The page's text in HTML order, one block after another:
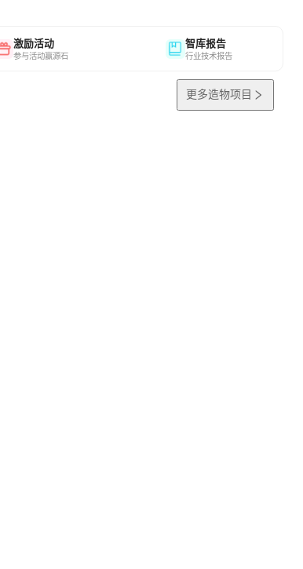
激励活动
参与活动赢源石
智库报告
行业技术报告
更多造物项目